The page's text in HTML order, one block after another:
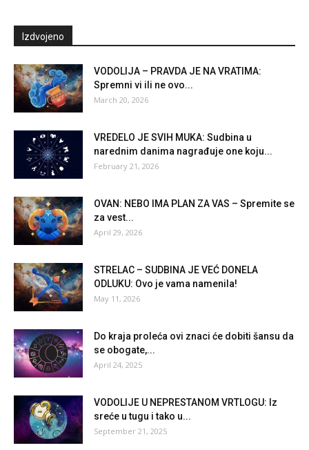
Izdvojeno
VODOLIJA – PRAVDA JE NA VRATIMA:
Spremni vi ili ne ovo...
March 20, 2026
VREDELO JE SVIH MUKA: Sudbina u
narednim danima nagrađuje one koju...
February 21, 2026
OVAN: NEBO IMA PLAN ZA VAS – Spremite se
za vest...
April 29, 2026
STRELAC – SUDBINA JE VEĆ DONELA
ODLUKU: Ovo je vama namenila!
May 11, 2026
Do kraja proleća ovi znaci će dobiti šansu da
se obogate,...
April 24, 2025
VODOLIJE U NEPRESTANOM VRTLOGU: Iz
sreće u tugu i tako u...
September 21, 2025